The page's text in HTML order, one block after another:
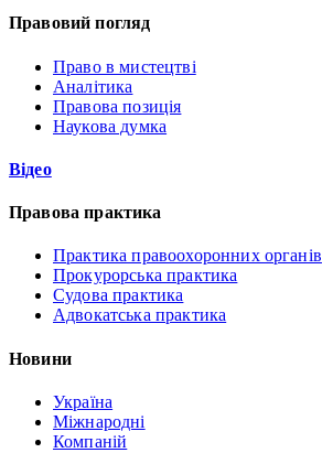
Правовий погляд
Право в мистецтві
Аналітика
Правова позиція
Наукова думка
Відео
Правова практика
Практика правоохоронних органів
Прокурорська практика
Судова практика
Адвокатська практика
Новини
Україна
Міжнародні
Компаній